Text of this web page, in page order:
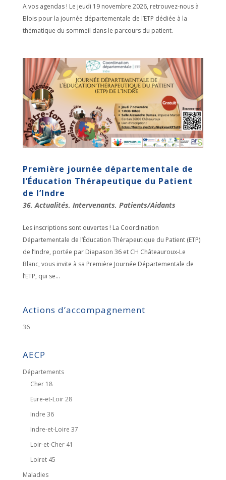
A vos agendas ! Le jeudi 19 novembre 2026, retrouvez-nous à
Blois pour la journée départementale de l’ETP dédiée à la
thématique du sommeil dans le parcours du patient.
Première journée départementale de
l’Éducation Thérapeutique du Patient
de l’Indre
36,Actualités, Intervenants, Patients/Aidants
Les inscriptions sont ouvertes ! La Coordination
Départementale de l’Éducation Thérapeutique du Patient (ETP)
de l’Indre, portée par Diapason 36 et CH Châteauroux-Le
Blanc, vous invite à sa Première Journée Départementale de
l’ETP, qui se...
Actions d’accompagnement
36
AECP
Départements
Cher 18
Eure-et-Loir 28
Indre 36
Indre-et-Loire 37
Loir-et-Cher 41
Loiret 45
Maladies